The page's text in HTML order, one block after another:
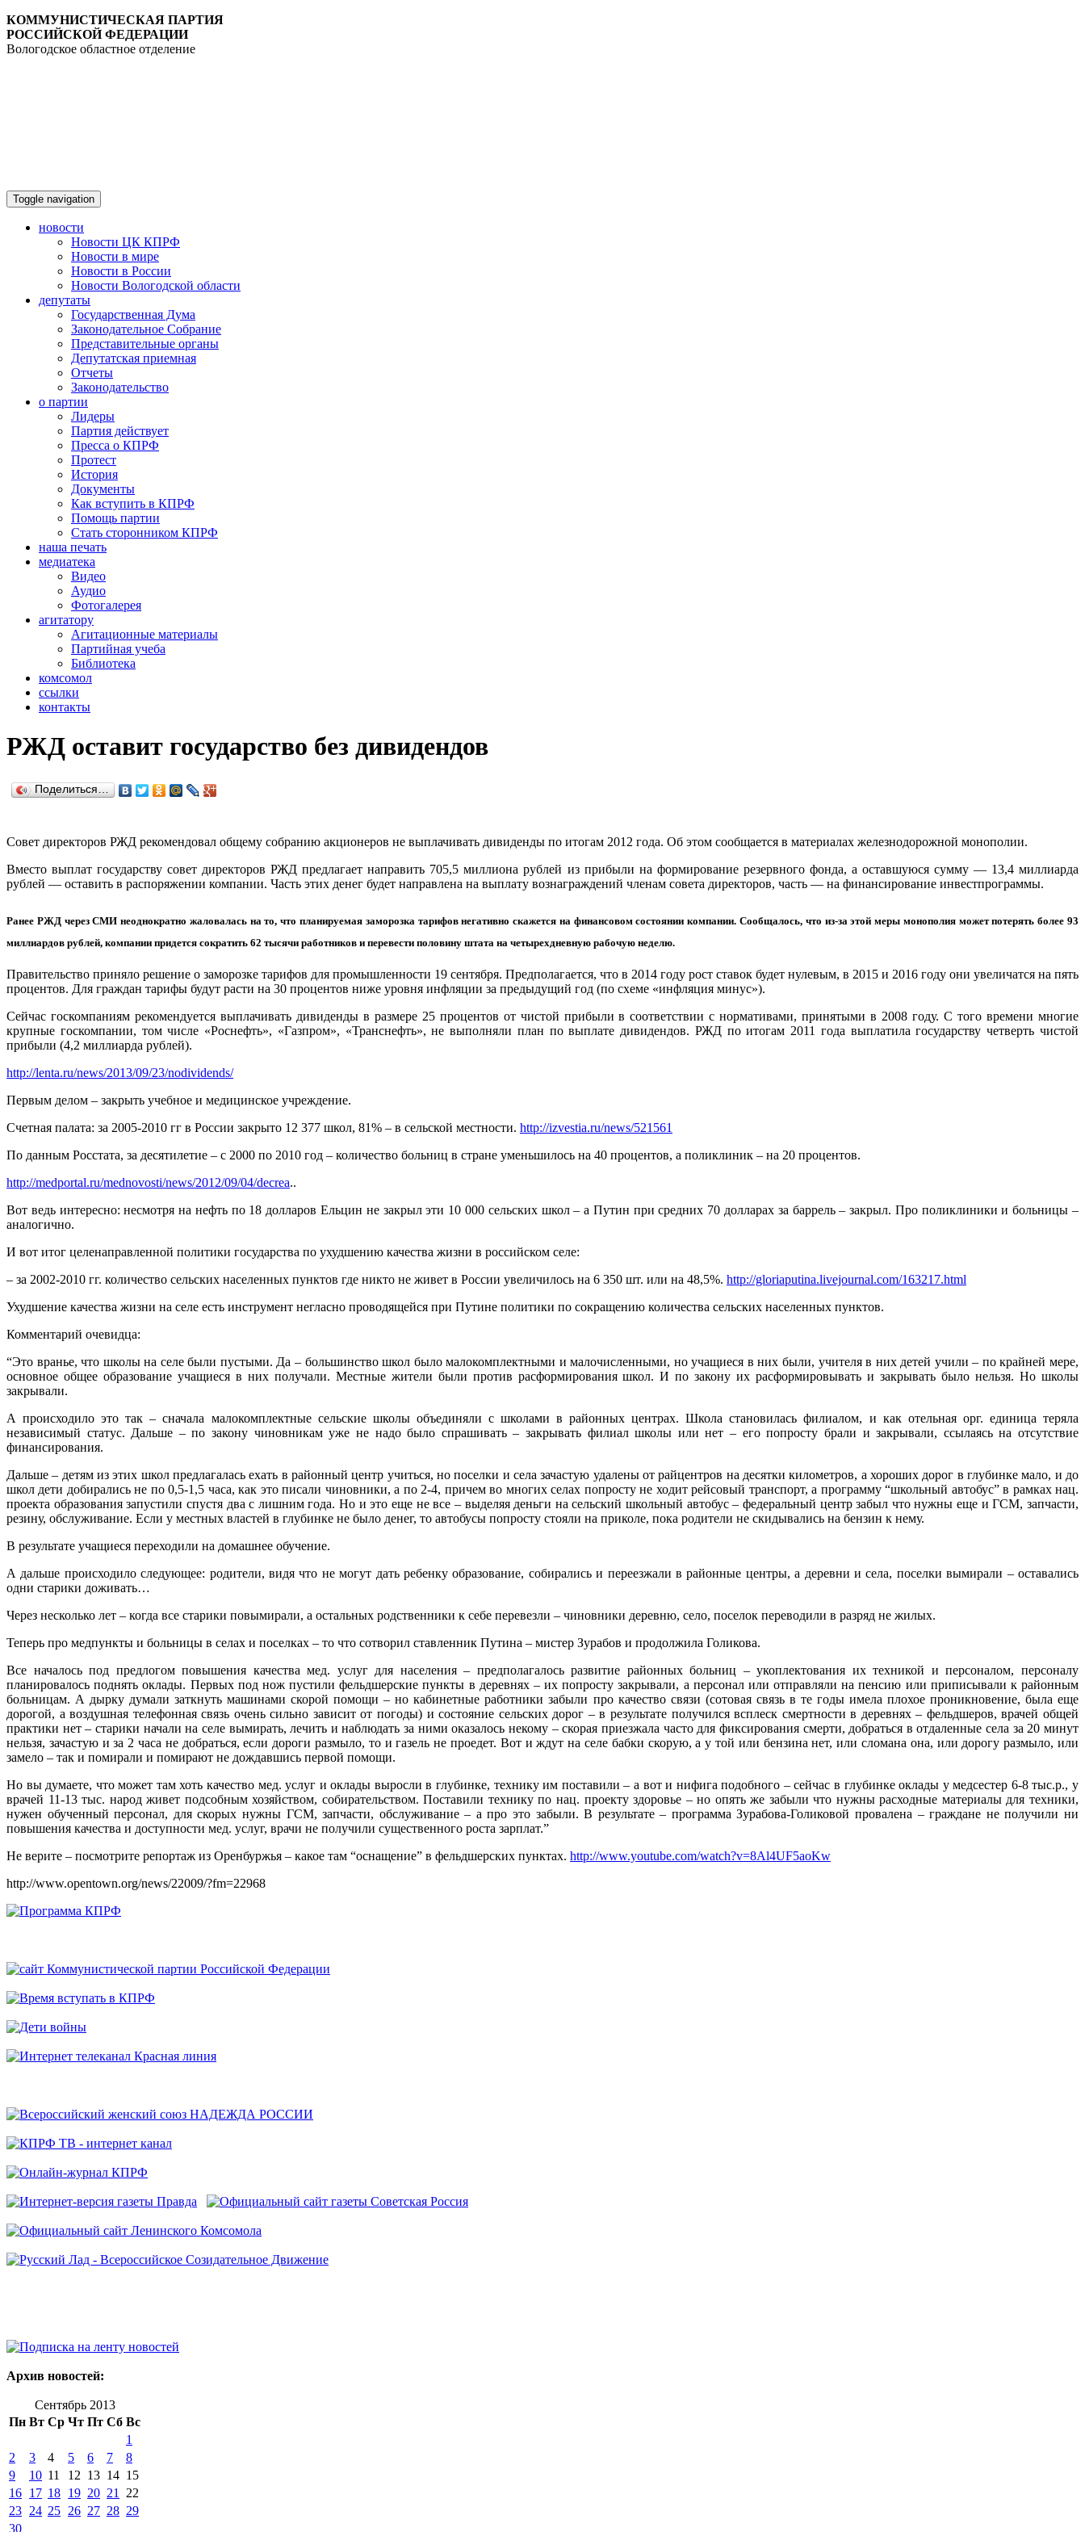
КОММУНИСТИЧЕСКАЯ ПАРТИЯ
РОССИЙСКОЙ ФЕДЕРАЦИИ
Вологодское областное отделение
Toggle navigation
новости
Новости ЦК КПРФ
Новости в мире
Новости в России
Новости Вологодской области
депутаты
Государственная Дума
Законодательное Собрание
Представительные органы
Депутатская приемная
Отчеты
Законодательство
о партии
Лидеры
Партия действует
Пресса о КПРФ
Протест
История
Документы
Как вступить в КПРФ
Помощь партии
Стать сторонником КПРФ
наша печать
медиатека
Видео
Аудио
Фотогалерея
агитатору
Агитационные материалы
Партийная учеба
Библиотека
комсомол
ссылки
контакты
РЖД оставит государство без дивидендов
Поделиться…
Совет директоров РЖД рекомендовал общему собранию акционеров не выплачивать дивиденды по итогам 2012 года. Об этом сообщается в материалах железнодорожной монополии.
Вместо выплат государству совет директоров РЖД предлагает направить 705,5 миллиона рублей из прибыли на формирование резервного фонда, а оставшуюся сумму — 13,4 миллиарда
рублей — оставить в распоряжении компании. Часть этих денег будет направлена на выплату вознаграждений членам совета директоров, часть — на финансирование инвестпрограммы.
Ранее РЖД через СМИ неоднократно жаловалась на то, что планируемая заморозка тарифов негативно скажется на финансовом состоянии компании. Сообщалось, что из-за этой меры монополия может потерять более 93
миллиардов рублей, компании придется сократить 62 тысячи работников и перевести половину штата на четырехдневную рабочую неделю.
Правительство приняло решение о заморозке тарифов для промышленности 19 сентября. Предполагается, что в 2014 году рост ставок будет нулевым, в 2015 и 2016 году они увеличатся на пять
процентов. Для граждан тарифы будут расти на 30 процентов ниже уровня инфляции за предыдущий год (по схеме «инфляция минус»).
Сейчас госкомпаниям рекомендуется выплачивать дивиденды в размере 25 процентов от чистой прибыли в соответствии с нормативами, принятыми в 2008 году. С того времени многие
крупные госкомпании, том числе «Роснефть», «Газпром», «Транснефть», не выполняли план по выплате дивидендов. РЖД по итогам 2011 года выплатила государству четверть чистой
прибыли (4,2 миллиарда рублей).
http://lenta.ru/news/2013/09/23/nodividends/
Первым делом – закрыть учебное и медицинское учреждение.
Счетная палата: за 2005-2010 гг в России закрыто 12 377 школ, 81% – в сельской местности. http://izvestia.ru/news/521561
По данным Росстата, за десятилетие – с 2000 по 2010 год – количество больниц в стране уменьшилось на 40 процентов, а поликлиник – на 20 процентов.
http://medportal.ru/mednovosti/news/2012/09/04/decrea..
Вот ведь интересно: несмотря на нефть по 18 долларов Ельцин не закрыл эти 10 000 сельских школ – а Путин при средних 70 долларах за баррель – закрыл. Про поликлиники и больницы –
аналогично.
И вот итог целенаправленной политики государства по ухудшению качества жизни в российском селе:
– за 2002-2010 гг. количество сельских населенных пунктов где никто не живет в России увеличилось на 6 350 шт. или на 48,5%. http://gloriaputina.livejournal.com/163217.html
Ухудшение качества жизни на селе есть инструмент негласно проводящейся при Путине политики по сокращению количества сельских населенных пунктов.
Комментарий очевидца:
“Это вранье, что школы на селе были пустыми. Да – большинство школ было малокомплектными и малочисленными, но учащиеся в них были, учителя в них детей учили – по крайней мере,
основное общее образование учащиеся в них получали. Местные жители были против расформирования школ. И по закону их расформировывать и закрывать было нельзя. Но школы
закрывали.
А происходило это так – сначала малокомплектные сельские школы объединяли с школами в районных центрах. Школа становилась филиалом, и как отельная орг. единица теряла
независимый статус. Дальше – по закону чиновникам уже не надо было спрашивать – закрывать филиал школы или нет – его попросту брали и закрывали, ссылаясь на отсутствие
финансирования.
Дальше – детям из этих школ предлагалась ехать в районный центр учиться, но поселки и села зачастую удалены от райцентров на десятки километров, а хороших дорог в глубинке мало, и до
школ дети добирались не по 0,5-1,5 часа, как это писали чиновники, а по 2-4, причем во многих селах попросту не ходит рейсовый транспорт, а программу “школьный автобус” в рамках нац.
проекта образования запустили спустя два с лишним года. Но и это еще не все – выделяя деньги на сельский школьный автобус – федеральный центр забыл что нужны еще и ГСМ, запчасти,
резину, обслуживание. Если у местных властей в глубинке не было денег, то автобусы попросту стояли на приколе, пока родители не скидывались на бензин к нему.
В результате учащиеся переходили на домашнее обучение.
А дальше происходило следующее: родители, видя что не могут дать ребенку образование, собирались и переезжали в районные центры, а деревни и села, поселки вымирали – оставались
одни старики доживать…
Через несколько лет – когда все старики повымирали, а остальных родственники к себе перевезли – чиновники деревню, село, поселок переводили в разряд не жилых.
Теперь про медпункты и больницы в селах и поселках – то что сотворил ставленник Путина – мистер Зурабов и продолжила Голикова.
Все началось под предлогом повышения качества мед. услуг для населения – предполагалось развитие районных больниц – укоплектования их техникой и персоналом, персоналу
планировалось поднять оклады. Первых под нож пустили фельдшерские пункты в деревнях – их попросту закрывали, а персонал или отправляли на пенсию или приписывали к районным
больницам. А дырку думали заткнуть машинами скорой помощи – но кабинетные работники забыли про качество связи (сотовая связь в те годы имела плохое проникновение, была еще
дорогой, а воздушная телефонная связь очень сильно зависит от погоды) и состояние сельских дорог – в результате получился всплеск смертности в деревнях – фельдшеров, врачей общей
практики нет – старики начали на селе вымирать, лечить и наблюдать за ними оказалось некому – скорая приезжала часто для фиксирования смерти, добраться в отдаленные села за 20 минут
нельзя, зачастую и за 2 часа не добраться, если дороги размыло, то и газель не проедет. Вот и ждут на селе бабки скорую, а у той или бензина нет, или сломана она, или дорогу размыло, или
замело – так и помирали и помирают не дождавшись первой помощи.
Но вы думаете, что может там хоть качество мед. услуг и оклады выросли в глубинке, технику им поставили – а вот и нифига подобного – сейчас в глубинке оклады у медсестер 6-8 тыс.р., у
врачей 11-13 тыс. народ живет подсобным хозяйством, собирательством. Поставили технику по нац. проекту здоровье – но опять же забыли что нужны расходные материалы для техники,
нужен обученный персонал, для скорых нужны ГСМ, запчасти, обслуживание – а про это забыли. В результате – программа Зурабова-Голиковой провалена – граждане не получили ни
повышения качества и доступности мед. услуг, врачи не получили существенного роста зарплат.”
Не верите – посмотрите репортаж из Оренбуржья – какое там “оснащение” в фельдшерских пунктах. http://www.youtube.com/watch?v=8Al4UF5aoKw
http://www.opentown.org/news/22009/?fm=22968
Архив новостей:
Сентябрь 2013
Пн Вт Ср Чт Пт Сб Вс
1
2
3 4 5 6 7
8
9
10 11 12 13 14 15
16 17 18 19 20 21
22
23 24 25 26 27 28 29
30